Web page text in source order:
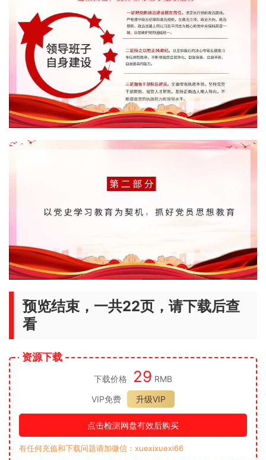
预览结束，一共22页，请下载后查
看
资源下载
下载价格 29 RMB
VIP免费
升级VIP
点击检测网盘有效后购买
有任何充值和下载问题请加微信：xuexixuexi66